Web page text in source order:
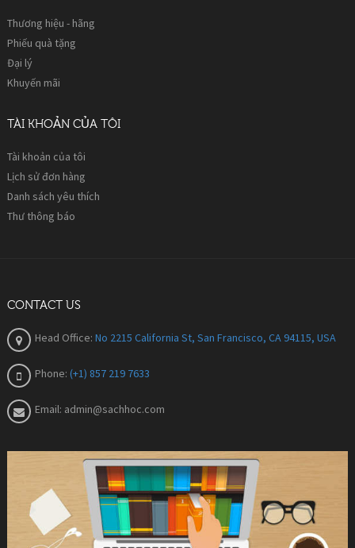
Thương hiệu - hãng
Phiếu quà tặng
Đại lý
Khuyến mãi
TÀI KHOẢN CỦA TÔI
Tài khoản của tôi
Lịch sử đơn hàng
Danh sách yêu thích
Thư thông báo
CONTACT US
Head Office: No 2215 California St, San Francisco, CA 94115, USA
Phone: (+1) 857 219 7633
Email: admin@sachhoc.com